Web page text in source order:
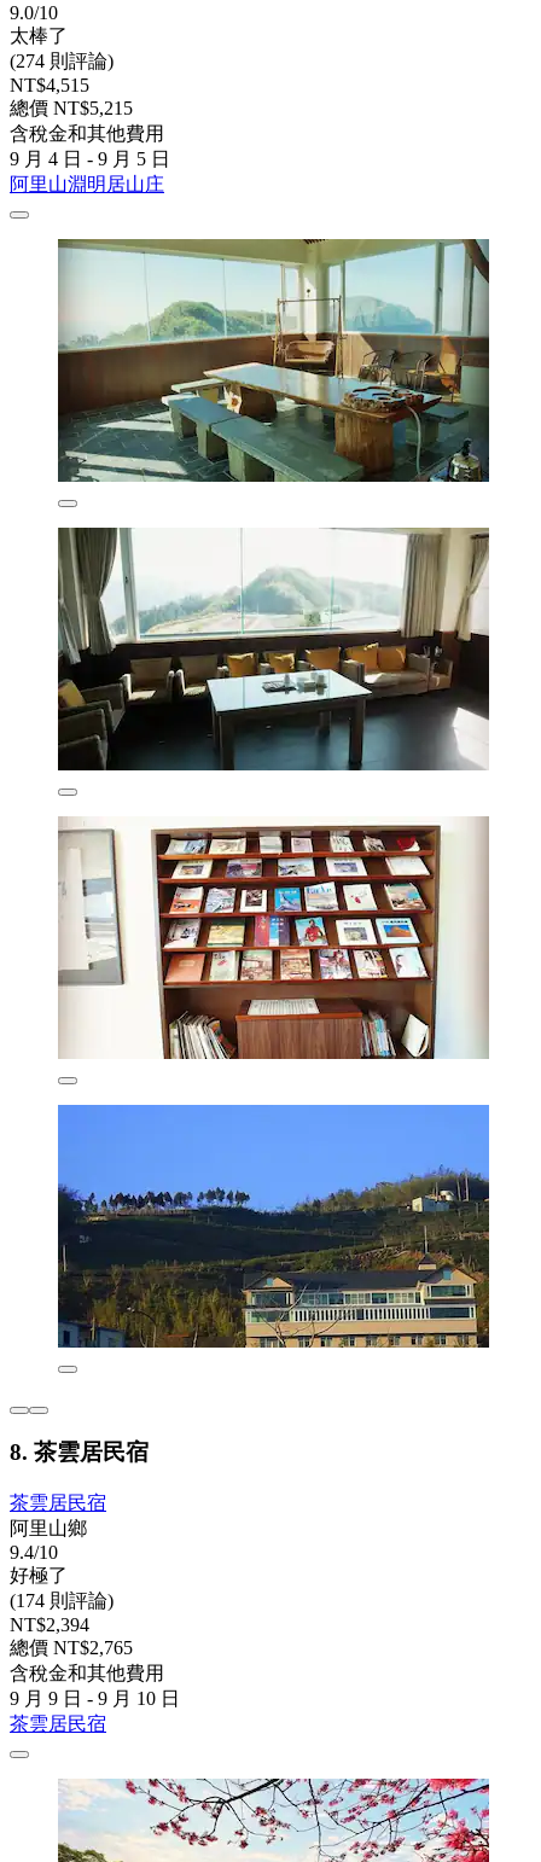
9.0/10
太棒了
(274 則評論)
NT$4,515
總價 NT$5,215
含稅金和其他費用
9 月 4 日 - 9 月 5 日
阿里山淵明居山庄
8. 茶雲居民宿
茶雲居民宿
阿里山鄉
9.4/10
好極了
(174 則評論)
NT$2,394
總價 NT$2,765
含稅金和其他費用
9 月 9 日 - 9 月 10 日
茶雲居民宿